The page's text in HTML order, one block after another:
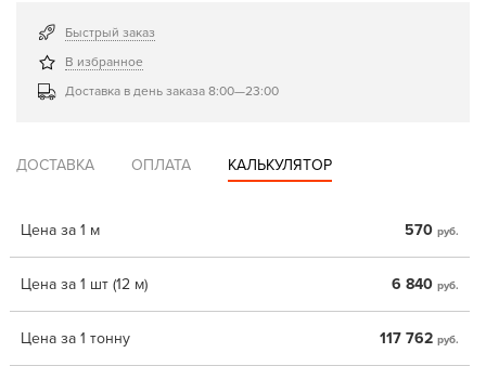
Быстрый заказ
В избранное
Доставка в день заказа 8:00—23:00
ДОСТАВКА ОПЛАТА КАЛЬКУЛЯТОР
Цена за 1 м 570 руб.
Цена за 1 шт (12 м) 6 840 руб.
Цена за 1 тонну 117 762 руб.